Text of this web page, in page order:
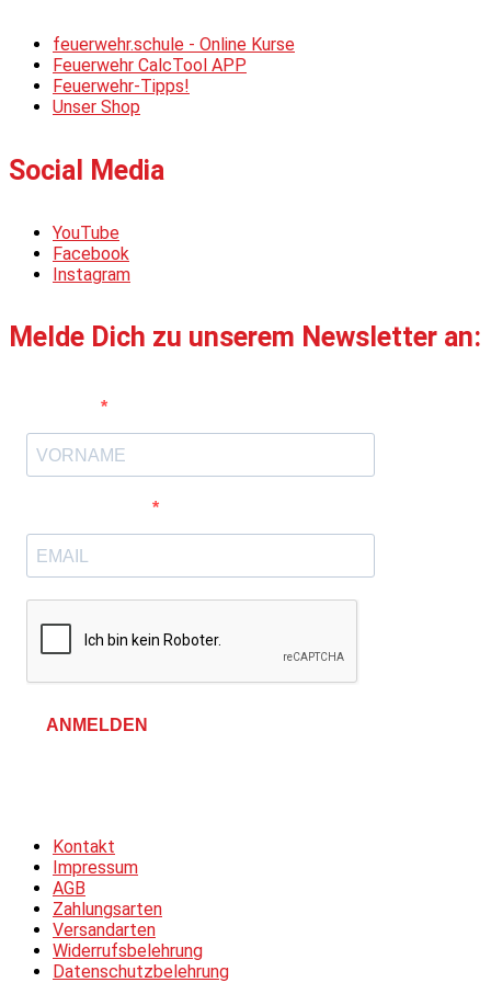
feuerwehr.schule - Online Kurse
Feuerwehr CalcTool APP
Feuerwehr-Tipps!
Unser Shop
Social Media
YouTube
Facebook
Instagram
Melde Dich zu unserem Newsletter an:
ANMELDEN
Kontakt
Impressum
AGB
Zahlungsarten
Versandarten
Widerrufsbelehrung
Datenschutzbelehrung